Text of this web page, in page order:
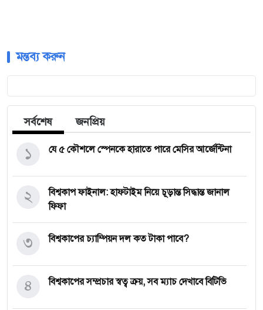
মন্তব্য করুন
সর্বশেষ জনপ্রিয়
যে ৫ কৌশলে স্পেনকে হারাতে পারে মেসির আর্জেন্টিনা
১
বিশ্বকাপ ফাইনাল: হাফটাইম নিয়ে চূড়ান্ত সিদ্ধান্ত জানাল
ফিফা
২
বিশ্বকাপের চ্যাম্পিয়ন দল কত টাকা পাবে?
৩
বিশ্বকাপের সম্প্রচার স্বত্ব ক্রয়, সব ম্যাচ দেখাবে বিটিভি
৪